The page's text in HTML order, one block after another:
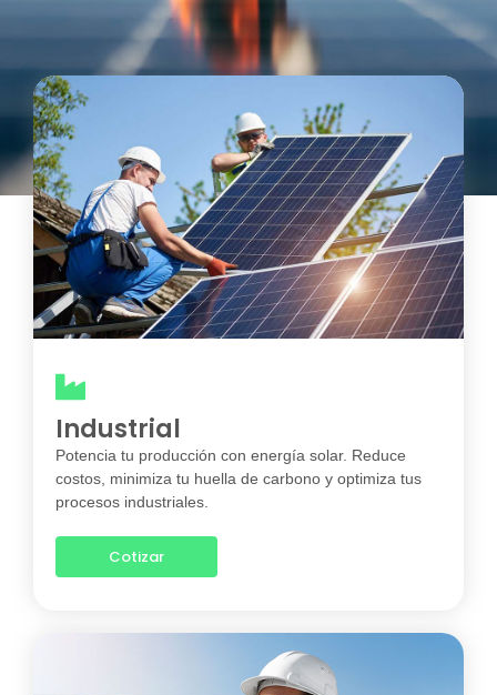
Industrial
Potencia tu producción con energía solar. Reduce
costos, minimiza tu huella de carbono y optimiza tus
procesos industriales.
Cotizar